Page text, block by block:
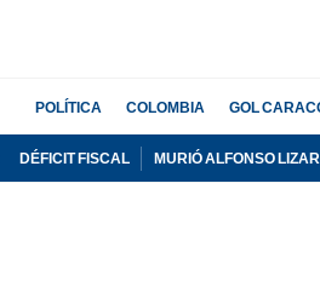
POLÍTICA COLOMBIA GOL
DÉFICIT FISCAL MURIÓ ALFONSO